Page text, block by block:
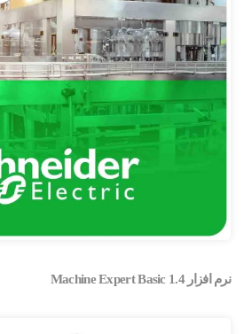
نرم افزار Machine Expert Basic 1.4